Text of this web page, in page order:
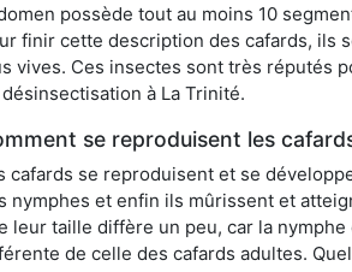
possède tout au moins 10
finir cette description des cafards, ils
vives. Ces insectes sont très réputés
à La Trinité.
se reproduisent les
cafards se reproduisent et se
nymphes et enfin ils mûrissent et
leur taille diffère un peu, car la
de celle des cafards adultes.